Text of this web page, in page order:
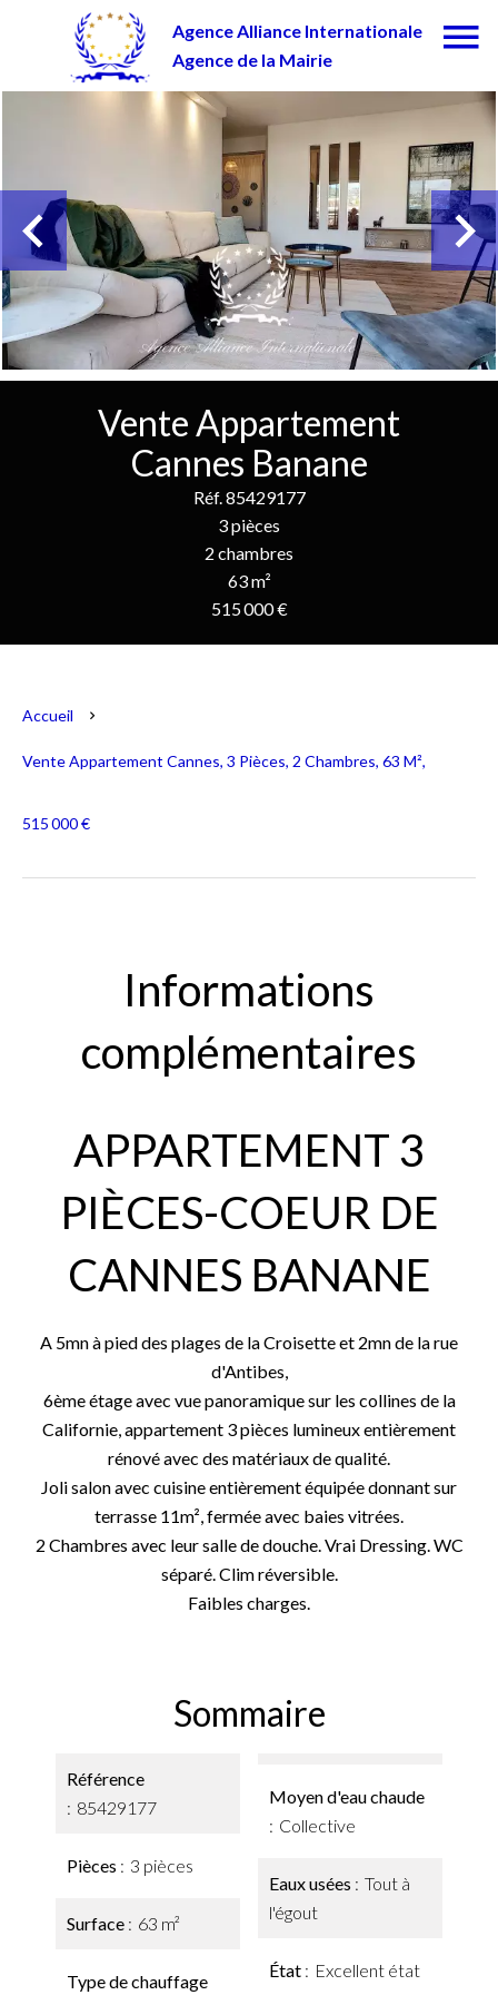
Agence Alliance Internationale
Agence de la Mairie
Vente Appartement
Cannes Banane
Réf. 85429177
3 pièces
2 chambres
63 m²
515 000 €
Accueil
Vente Appartement Cannes, 3 Pièces, 2 Chambres, 63 M²,
515 000 €
Informations
complémentaires
APPARTEMENT 3
PIÈCES-COEUR DE
CANNES BANANE
A 5mn à pied des plages de la Croisette et 2mn de la rue
d'Antibes,
6ème étage avec vue panoramique sur les collines de la
Californie, appartement 3 pièces lumineux entièrement
rénové avec des matériaux de qualité.
Joli salon avec cuisine entièrement équipée donnant sur
terrasse 11m², fermée avec baies vitrées.
2 Chambres avec leur salle de douche. Vrai Dressing. WC
séparé. Clim réversible.
Faibles charges.
Sommaire
Référence
85429177
Pièces 3 pièces
Surface 63 m²
Type de chauffage
Moyen d'eau chaude
Collective
Eaux usées
Tout à
l'égout
État Excellent état